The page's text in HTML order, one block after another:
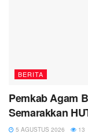
BERITA
Pemkab Agam
Semarakkan
5 AGUSTUS 2026 13